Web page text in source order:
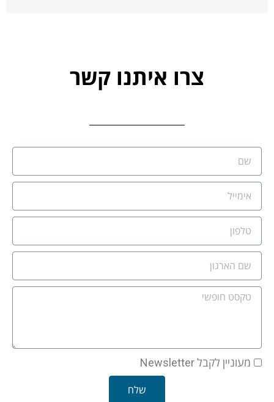
צרו איתנו קשר
מעוניין לקבל Newsletter
שלח